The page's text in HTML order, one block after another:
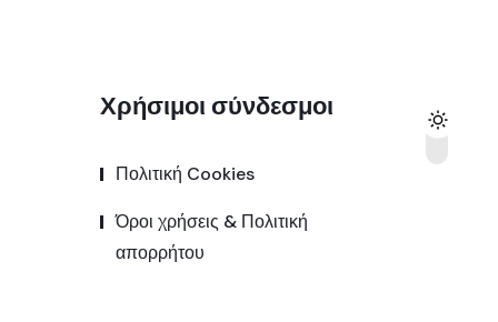
Χρήσιμοι σύνδεσμοι
Πολιτική Cookies
Όροι χρήσεις & Πολιτική
απορρήτου